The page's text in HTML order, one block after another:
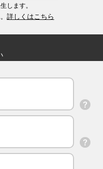
します。
詳しくはこちら